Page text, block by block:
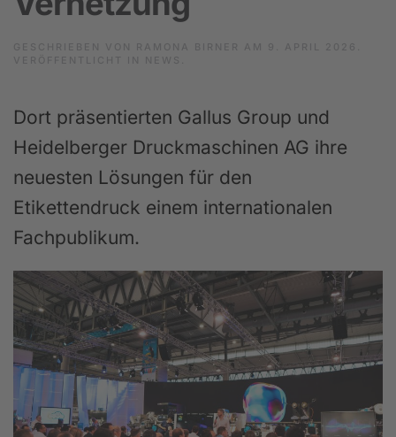
Dort präsentierten Gallus Group und
Heidelberger Druckmaschinen AG ihre
neuesten Lösungen für den
Etikettendruck einem internationalen
Fachpublikum.